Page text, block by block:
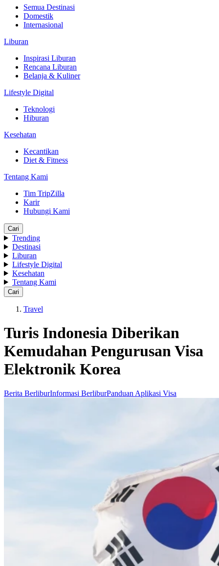
Semua Destinasi
Domestik
Internasional
Liburan
Inspirasi Liburan
Rencana Liburan
Belanja & Kuliner
Lifestyle Digital
Teknologi
Hiburan
Kesehatan
Kecantikan
Diet & Fitness
Tentang Kami
Tim TripZilla
Karir
Hubungi Kami
Cari
Trending
Destinasi
Liburan
Lifestyle Digital
Kesehatan
Tentang Kami
Cari
Travel
Turis Indonesia Diberikan
Kemudahan Pengurusan Visa
Elektronik Korea
Berita BerliburInformasi BerliburPanduan Aplikasi Visa